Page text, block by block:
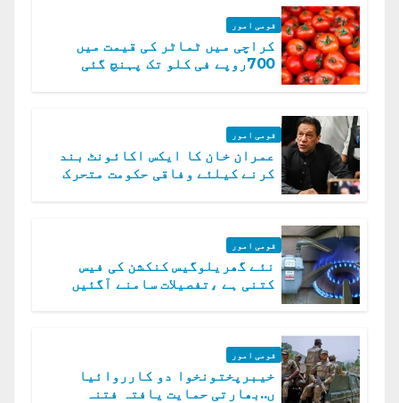
قومی امور
کراچی میں ٹماٹر کی قیمت میں
700روپے فی کلو تک پہنچ گئی
قومی امور
عمران خان کا ایکس اکائونٹ بند
کرنے کیلئے وفاقی حکومت متحرک
قومی امور
نئے گھریلوگیس کنکشن کی فیس
کتنی ہے ،تفصیلات سامنے آگئیں
قومی امور
خیبرپختونخوا دو کارروائیا
ں..بھارتی حمایت یافتہ فتنہ